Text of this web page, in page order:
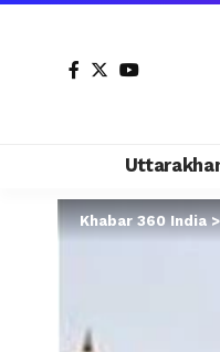
Khabar 360 India